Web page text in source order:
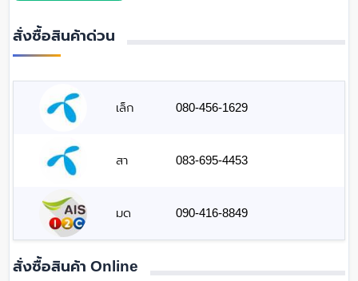
สั่งซื้อสินค้าด่วน
เล็ก 080-456-1629
สา 083-695-4453
มด 090-416-8849
สั่งซื้อสินค้า Online